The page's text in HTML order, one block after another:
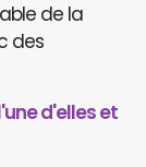
de la
des
d'elles et